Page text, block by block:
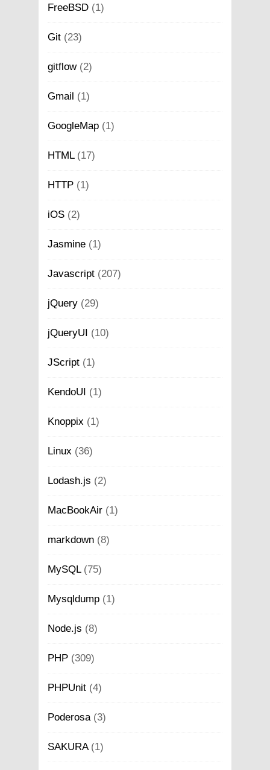
FreeBSD (1)
Git (23)
gitflow(2)
Gmail (1)
GoogleMap (1)
HTML(17)
HTTP (1)
iOS (2)
Jasmine (1)
Javascript (207)
jQuery (29)
jQueryUI (10)
JScript (1)
KendoUI (1)
Knoppix (1)
Linux (36)
Lodash.js (2)
MacBookAir (1)
markdown (8)
MySQL(75)
Mysqldump (1)
Node.js (8)
PHP (309)
PHPUnit (4)
Poderosa(3)
SAKURA(1)